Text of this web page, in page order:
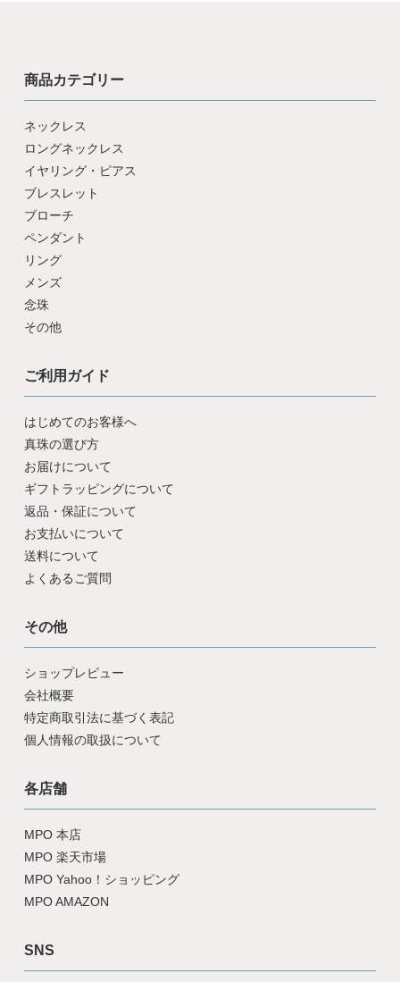
商品カテゴリー
ネックレス
ロングネックレス
イヤリング・ピアス
ブレスレット
ブローチ
ペンダント
リング
メンズ
念珠
その他
ご利用ガイド
はじめてのお客様へ
真珠の選び方
お届けについて
ギフトラッピングについて
返品・保証について
お支払いについて
送料について
よくあるご質問
その他
ショップレビュー
会社概要
特定商取引法に基づく表記
個人情報の取扱について
各店舗
MPO 本店
MPO 楽天市場
MPO Yahoo！ショッピング
MPO AMAZON
SNS